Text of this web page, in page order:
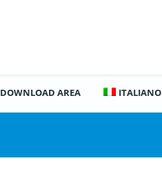
DOWNLOAD AREA ITALIANO